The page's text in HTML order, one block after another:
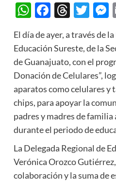
WhatsApp
El día de ayer, a través de
Educación Sureste, de la
de Guanajuato, con el
Donación de Celulares”,
aparatos como celulares y
chips, para apoyar la
padres y madres de
durante el periodo de
La Delegada Regional de
Verónica Orozco
colaboración y la suma de